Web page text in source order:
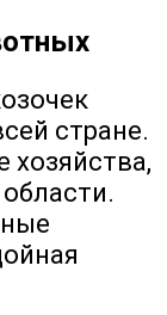
стране.